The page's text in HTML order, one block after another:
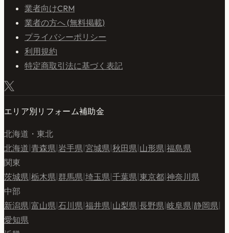
業者向けCRM
業者の方へ (無料掲載)
プライバシーポリシー
利用規約
特定商取引法に基づく表記
エリア別リフォーム補助金
北海道・東北
北海道 青森県 岩手県 宮城県 秋田県 山形県 福島県
関東
茨城県 栃木県 群馬県 埼玉県 千葉県 東京都 神奈川県
中部
新潟県 富山県 石川県 福井県 山梨県 長野県 岐阜県 静岡県
愛知県